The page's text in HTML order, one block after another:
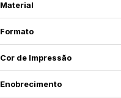
Material
Formato
Cor de Impressão
Enobrecimento